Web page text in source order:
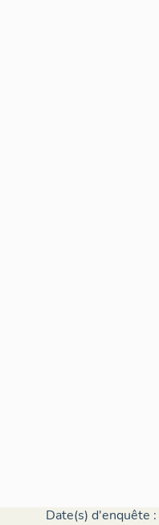
Date(s) d'enquête